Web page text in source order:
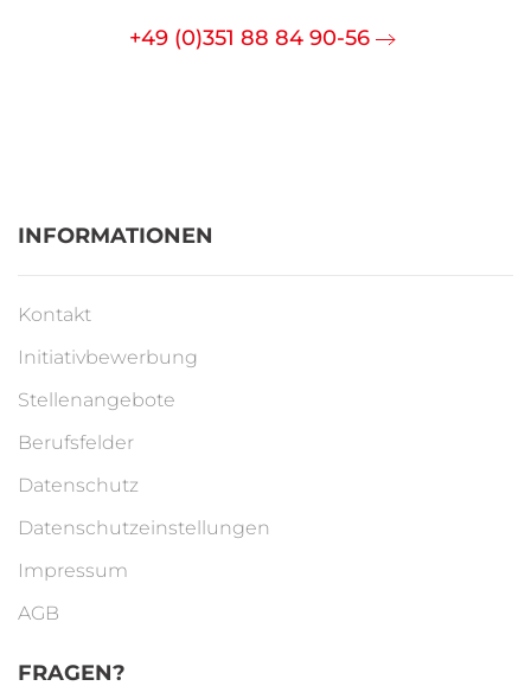
+49 (0)351 88 84 90-56
INFORMATIONEN
Kontakt
Initiativbewerbung
Stellenangebote
Berufsfelder
Datenschutz
Datenschutzeinstellungen
Impressum
AGB
FRAGEN?